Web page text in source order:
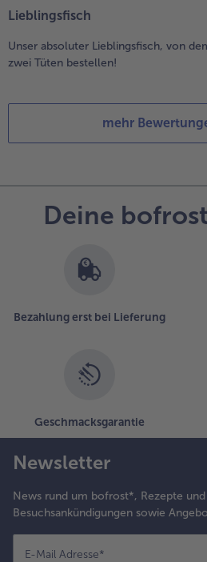
Lieblingsfisch
Unser absoluter Lieblingsfisch, von
zwei Tüten bestellen!
mehr
Deine
Bezahlung erst bei Lieferung
Geschmacksgarantie
Newsletter
News rund um bofrost*, Rezepte
Besuchsankündigungen sowie
E-Mail Adresse*